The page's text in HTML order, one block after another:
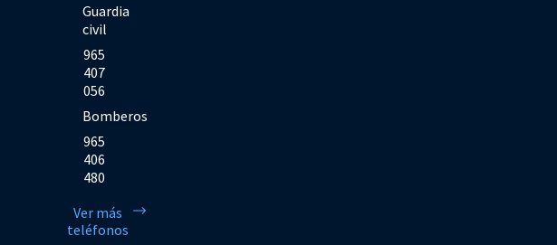
Guardia
civil
965
407
056
Bomberos
965
406
480
Ver más
teléfonos